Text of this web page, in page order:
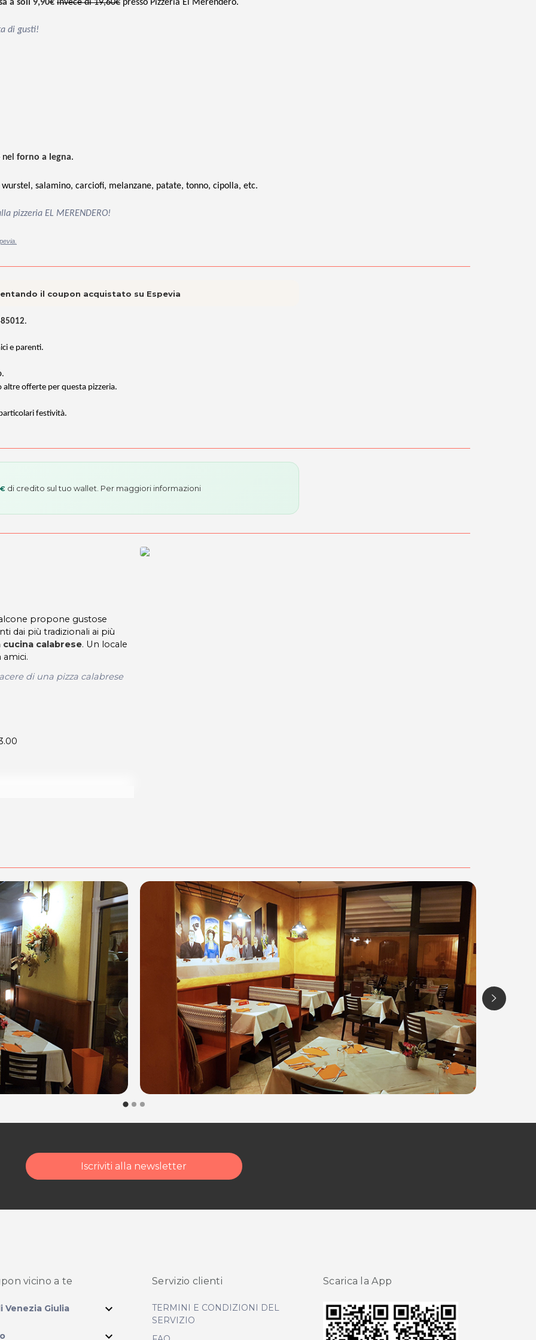
a soli 9,90€ invece di 19,60€ presso Pizzeria El Merendero.
di gusti!
forno a legna.
salamino, carciofi, melanzane, patate, tonno, cipolla, etc.
pizzeria EL MERENDERO!
il coupon acquistato su Espevia
.
e parenti.
.
offerte per questa pizzeria.
festività.
di credito sul tuo wallet. Per maggiori informazioni
propone gustose
dai più tradizionali ai più
cucina calabrese. Un locale
di una pizza calabrese
Iscriviti alla newsletter
vicino a te
Venezia Giulia expand_more
expand_more
Servizio clienti
TERMINI E CONDIZIONI DEL
SERVIZIO
Scarica la App